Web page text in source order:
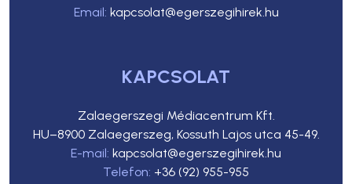
Email: kapcsolat@egerszegihirek.hu
KAPCSOLAT
Zalaegerszegi Médiacentrum Kft.
HU–8900 Zalaegerszeg, Kossuth Lajos utca 45-49.
E-mail: kapcsolat@egerszegihirek.hu
Telefon: +36 (92) 955-955